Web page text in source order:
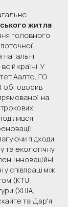
житла
головного
нагальні
країні. У
Аалто, ГО
обговорив
на
підходи,
та екологічну
інноваційні
співпраці між
(KTU,
(ХША,
та Дар'я